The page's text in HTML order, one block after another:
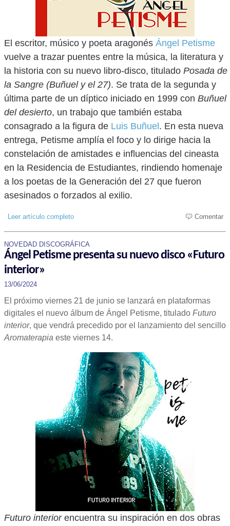
El escritor, músico y poeta aragonés Ángel Petisme
vuelve a trazar puentes entre la música, la literatura y
la historia con su nuevo libro-disco, titulado Posada de
la Sangre (Buñuel y el 27). Se trata de la segunda y
última parte de un díptico iniciado en 1999 con Buñuel
del desierto, un trabajo que también estaba
consagrado a la figura de Luis Buñuel . En esta nueva
entrega, Petisme amplía el foco y lo dirige hacia la
constelación de amistades e influencias del cineasta
en la Residencia de Estudiantes, rindiendo homenaje
a los poetas de la Generación del 27 que fueron
asesinados o forzados al exilio.
Leer artículo completo Comentar
NOVEDAD DISCOGRÁFICA
Ángel Petisme presenta su nuevo disco «Futuro
interior»
13/06/2024
El próximo viernes 21 de junio se lanzará en plataformas
digitales el nuevo álbum de Ángel Petisme, titulado Futuro
interior, que vendrá precedido por el lanzamiento del sencillo
Aromaterapia este viernes 14.
Futuro interiorencuentra su inspiración en dos obras